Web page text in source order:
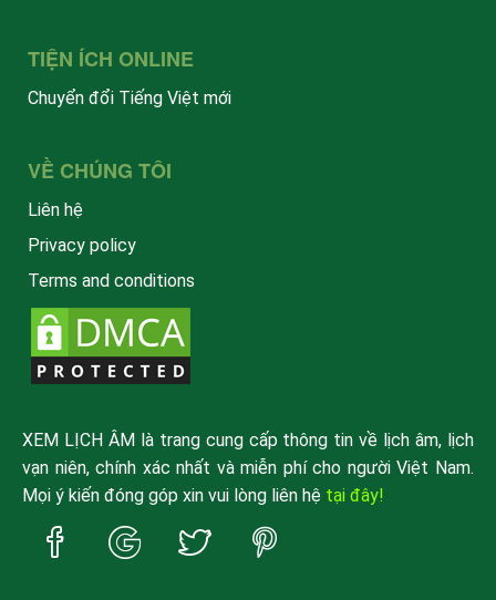
TIỆN ÍCH ONLINE
Chuyển đổi Tiếng Việt mới
VỀ CHÚNG TÔI
Liên hệ
Privacy policy
Terms and conditions
XEM LỊCH ÂM là trang cung cấp thông tin về lịch âm, lịch
vạn niên, chính xác nhất và miễn phí cho người Việt Nam.
Mọi ý kiến đóng góp xin vui lòng liên hệ tại đây!
Trang
Facebook
Trang
Google
Trang
Twitter
Trang
Pinterest